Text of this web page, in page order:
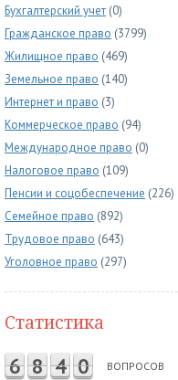
Бухгалтерский учет (0)
Гражданское право (3799)
Жилищное право (469)
Земельное право (140)
Интернет и право (3)
Коммерческое право (94)
Международное право (0)
Налоговое право (109)
Пенсии и соцобеспечение (226)
Семейное право (892)
Трудовое право (643)
Уголовное право (297)
Статистика
6 8 4 0 ВОПРОСОВ